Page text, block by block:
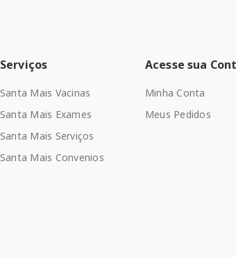
Serviços
Santa Mais Vacinas
Santa Mais Exames
Santa Mais Serviços
Santa Mais Convenios
Acesse sua
Minha Conta
Meus Pedidos